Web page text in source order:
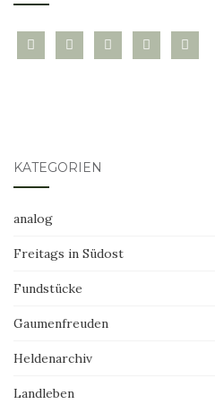
bloglovininstagramtwitter pinterest
mail
KATEGORIEN
analog
Freitags in Südost
Fundstücke
Gaumenfreuden
Heldenarchiv
Landleben